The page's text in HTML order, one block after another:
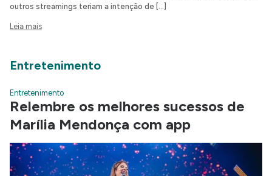
outros streamings teriam a intenção de […]
Leia mais
Entretenimento
Entretenimento
Relembre os melhores sucessos de
Marília Mendonça com app